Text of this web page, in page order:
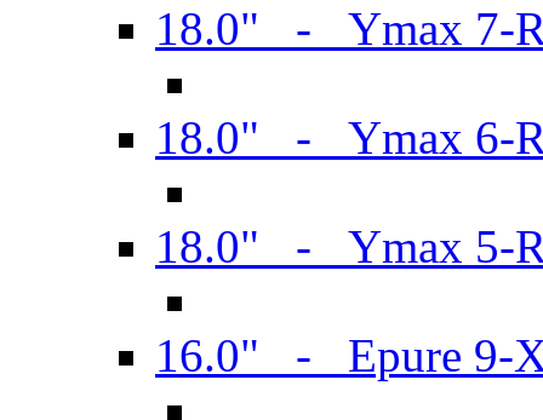
18.0" - Ymax 7-
18.0" - Ymax 6-
18.0" - Ymax 5-
16.0" - Epure 9-